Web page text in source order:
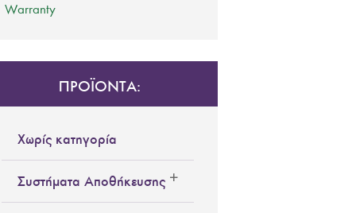
Warranty
ΠΡΟΪΟΝΤΑ:
Χωρίς κατηγορία
Συστήματα Αποθήκευσης